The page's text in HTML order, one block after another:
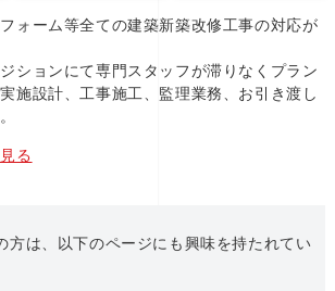
ォーム等全ての建築新築改修工事の対応が
ションにて専門スタッフが滞りなくプラン
施設計、工事施工、監理業務、お引き渡し
る
方は、以下のページにも興味を持たれてい